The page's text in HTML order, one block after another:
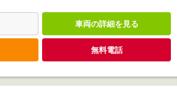
車両の詳細を見る
無料電話